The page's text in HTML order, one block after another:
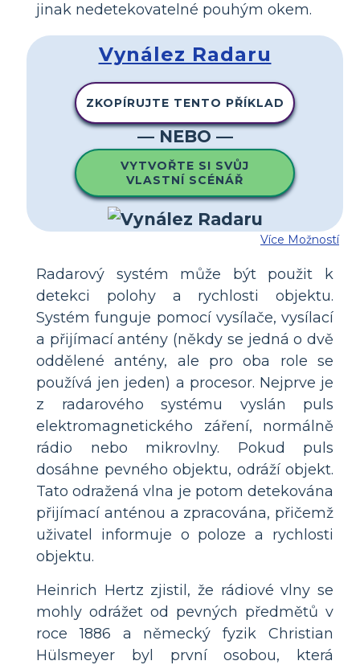
jinak nedetekovatelné pouhým okem.
Vynález Radaru
ZKOPÍRUJTE TENTO PŘÍKLAD
— NEBO —
VYTVOŘTE SI SVŮJ
VLASTNÍ SCÉNÁŘ
Více Možností
Radarový systém může být použit k
detekci polohy a rychlosti objektu.
Systém funguje pomocí vysílače, vysílací
a přijímací antény (někdy se jedná o dvě
oddělené antény, ale pro oba role se
používá jen jeden) a procesor. Nejprve je
z radarového systému vyslán puls
elektromagnetického záření, normálně
rádio nebo mikrovlny. Pokud puls
dosáhne pevného objektu, odráží objekt.
Tato odražená vlna je potom detekována
přijímací anténou a zpracována, přičemž
uživatel informuje o poloze a rychlosti
objektu.
Heinrich Hertz zjistil, že rádiové vlny se
mohly odrážet od pevných předmětů v
roce 1886 a německý fyzik Christian
Hülsmeyer byl první osobou, která